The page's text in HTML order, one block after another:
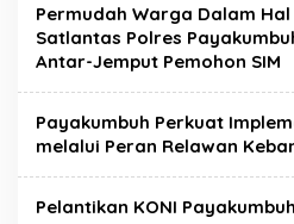
Permudah Warga Dalam Hal
Satlantas Polres
Antar-Jemput Pemohon SIM
Payakumbuh Perkuat
melalui Peran Relawan
Pelantikan KONI